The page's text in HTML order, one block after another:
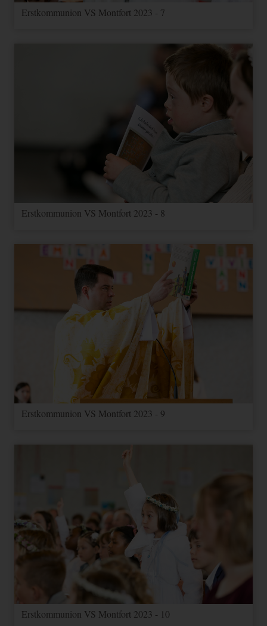
Erstkommunion VS Montfort 2023 - 7
Erstkommunion VS Montfort 2023 - 8
Erstkommunion VS Montfort 2023 - 9
Erstkommunion VS Montfort 2023 - 10